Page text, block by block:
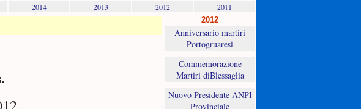
2014 2013 2012 2011
--- 2012 ---
Anniversario martiri
Portogruaresi
Commemorazione
Martiri diBlessaglia
Nuovo Presidente ANPI
Provinciale